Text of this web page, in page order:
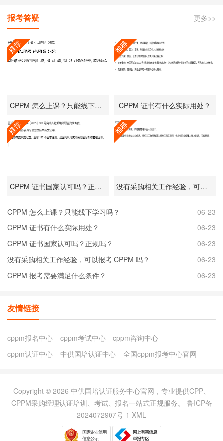
报考答疑 更多>>
CPPM 怎么上课？只能线下学习吗？ CPPM 证书有什么实际用处？
CPPM 证书国家认可吗？正规吗？ 没有采购相关工作经验，可以报考 CPPM 吗？
CPPM 怎么上课？只能线下学习吗？
06-23
CPPM 证书有什么实际用处？
06-23
CPPM 证书国家认可吗？正规吗？
06-23
没有采购相关工作经验，可以报考 CPPM 吗？
06-23
CPPM 报考需要满足什么条件？
06-23
友情链接
cppm报名中心 cppm考试中心
cppm咨询中心
cppm认证中心
中供国培认证中心 全国cppm报考中心官网
Copyright © 2026 中供国培认证服务中心官网，专业提供CPP、
CPPM采购经理认证培训、考试、报名一站式正规服务。 鲁ICP备
2024072907号-1 XML